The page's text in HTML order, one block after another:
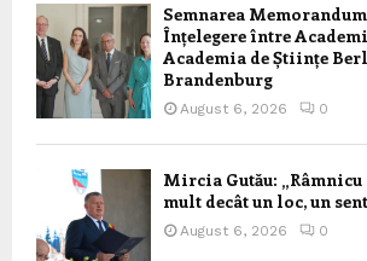
Semnarea
Înțelegere între
Academia de Științe
Brandenburg
August 6, 2026 0
Mircia Gutău: „Râmnicu
mult decât un loc, un
August 6, 2026 0